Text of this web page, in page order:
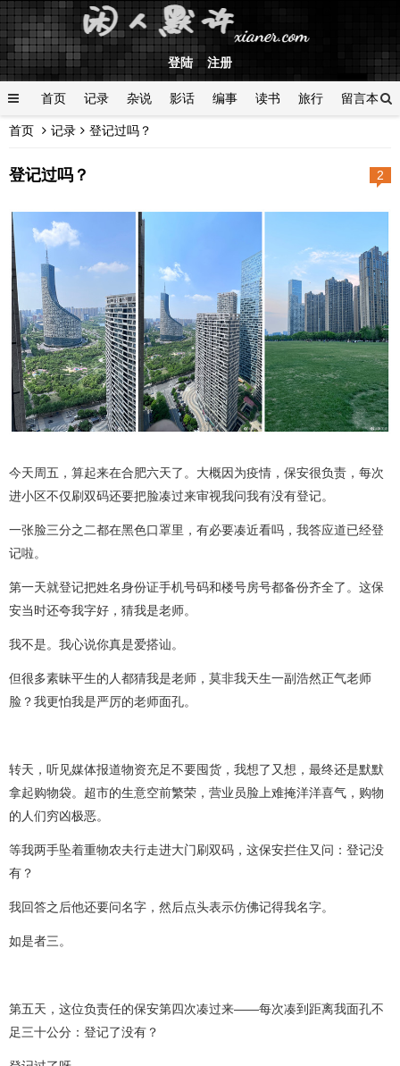
登陆 注册
首页 记录 杂说 影话 编事 读书 旅行 留言本
登陆
首页 记录 登记过吗？
2
登记过吗？
今天周五，算起来在合肥六天了。大概因为疫情，保安很负责，每次
进小区不仅刷双码还要把脸凑过来审视我问我有没有登记。
一张脸三分之二都在黑色口罩里，有必要凑近看吗，我答应道已经登
记啦。
第一天就登记把姓名身份证手机号码和楼号房号都备份齐全了。这保
安当时还夸我字好，猜我是老师。
我不是。我心说你真是爱搭讪。
但很多素昧平生的人都猜我是老师，莫非我天生一副浩然正气老师
脸？我更怕我是严厉的老师面孔。
转天，听见媒体报道物资充足不要囤货，我想了又想，最终还是默默
拿起购物袋。超市的生意空前繁荣，营业员脸上难掩洋洋喜气，购物
的人们穷凶极恶。
等我两手坠着重物农夫行走进大门刷双码，这保安拦住又问：登记没
有？
我回答之后他还要问名字，然后点头表示仿佛记得我名字。
如是者三。
第五天，这位负责任的保安第四次凑过来——每次凑到距离我面孔不
足三十公分：登记了没有？